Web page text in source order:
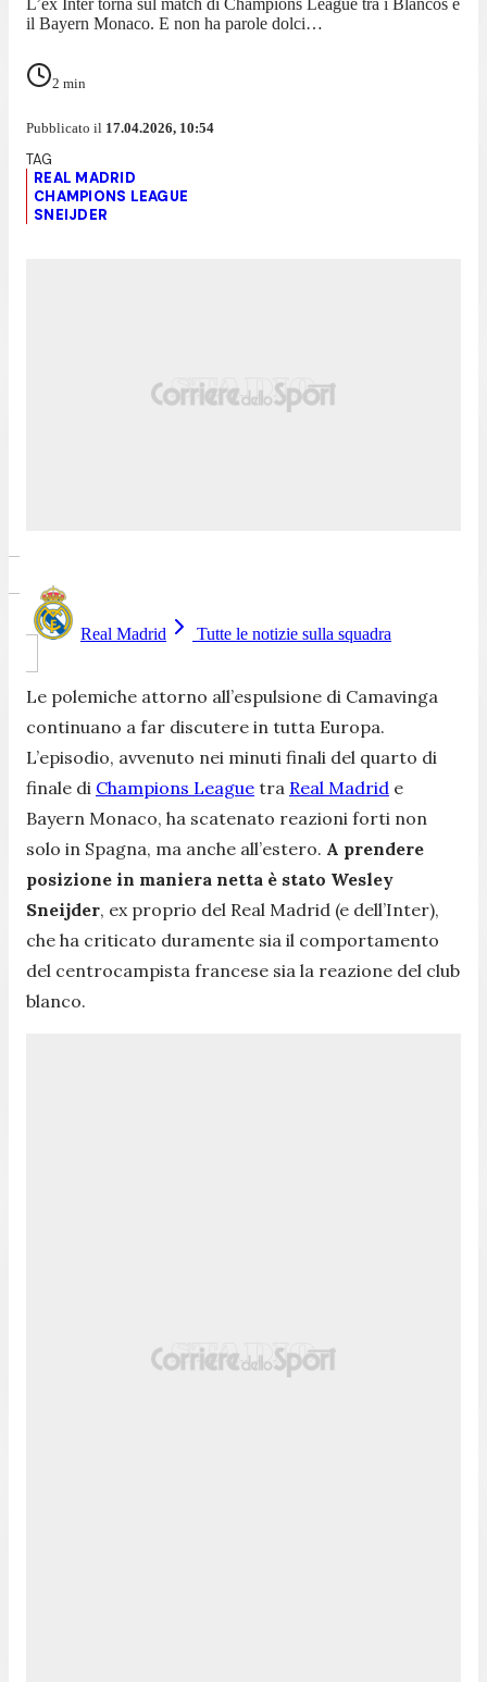
il Bayern Monaco. E non ha parole dolci…
2 min
Pubblicato il 17.04.2026, 10:54
REAL MADRID
CHAMPIONS LEAGUE
SNEIJDER
Real Madrid Tutte le notizie sulla squadra
Le polemiche attorno all’espulsione di Camavinga
continuano a far discutere in tutta Europa.
L’episodio, avvenuto nei minuti finali del quarto di
finale di Champions League tra Real Madrid e
Bayern Monaco, ha scatenato reazioni forti non
solo in Spagna, ma anche all’estero. A prendere
posizione in maniera netta è stato Wesley
Sneijder, ex proprio del Real Madrid (e dell’Inter),
che ha criticato duramente sia il comportamento
del centrocampista francese sia la reazione del club
blanco.